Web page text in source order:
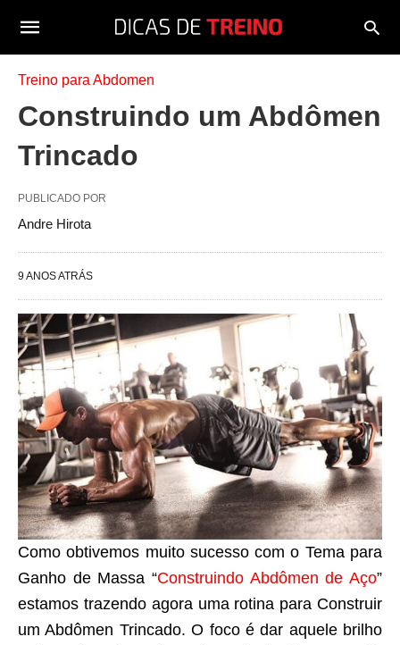
Treino para Abdomen
Construindo um Abdômen
Trincado
PUBLICADO POR
Andre Hirota
9 ANOS ATRÁS
Como obtivemos muito sucesso com o Tema para
Ganho de Massa “Construindo Abdômen de Aço”
estamos trazendo agora uma rotina para Construir
um Abdômen Trincado. O foco é dar aquele brilho